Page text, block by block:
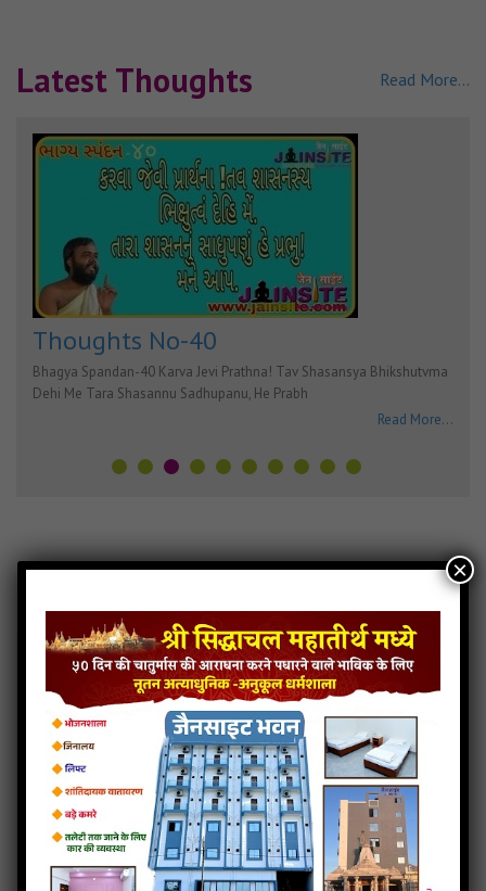
Latest Thoughts Read More...
Thoughts No-40
Bhagya Spandan-40 Karva Jevi Prathna! Tav Shasansya Bhikshutvma
Dehi Me Tara Shasannu Sadhupanu, He Prabh
Read More...
View More...
Ghoda Gadima Beso
Mara Madi
Giriraj Pyaro
Mane…Girnar
Lage Mane
×